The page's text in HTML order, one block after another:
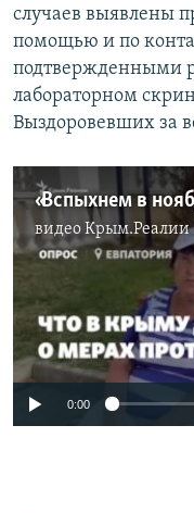
случаев выявлены
помощью и по
подтвержденными
лабораторном
Выздоровевших за
видеоКрым.Реалии
No media
0:00